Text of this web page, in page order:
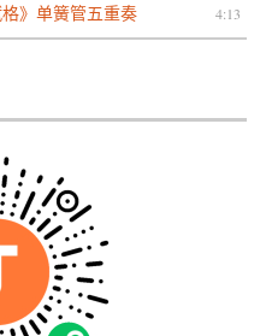
》单簧管五重奏 4:13